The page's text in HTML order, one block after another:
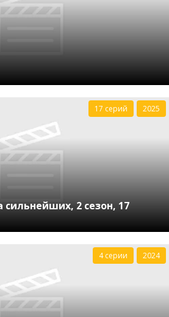
сильнейших, 2 сезон, 17
17 серий 2025
4 серии 2024